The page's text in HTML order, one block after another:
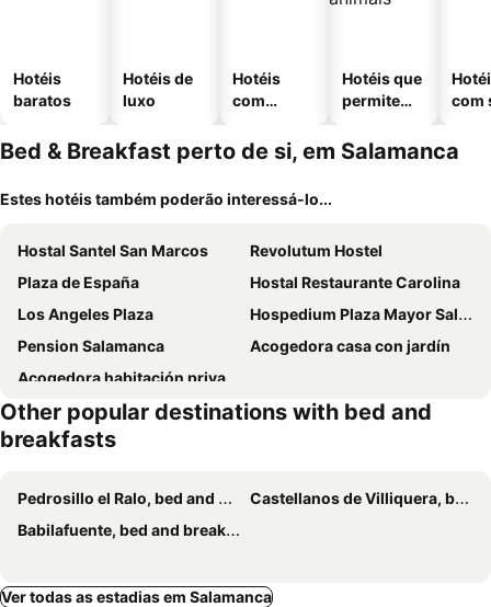
Hotéis
baratos
Hotéis de
luxo
Hotéis
com
Hotéis que
permitem
com
Bed & Breakfast perto de si, em Salamanca
Estes hotéis também poderão interessá-lo...
Hostal Santel San Marcos
Revolutum Hostel
Plaza de España
Hostal Restaurante Carolina
Los Angeles Plaza
Hospedium Plaza Mayor Salamanca
Pension Salamanca
Acogedora casa con jardín
Acogedora habitación privada en piso familiar con baño compartido
Other popular destinations with bed and
breakfasts
Pedrosillo el Ralo, bed and breakfasts
Castellanos de Villiquera, bed and breakfasts
Babilafuente, bed and breakfasts
Ver todas as estadias em Salamanca